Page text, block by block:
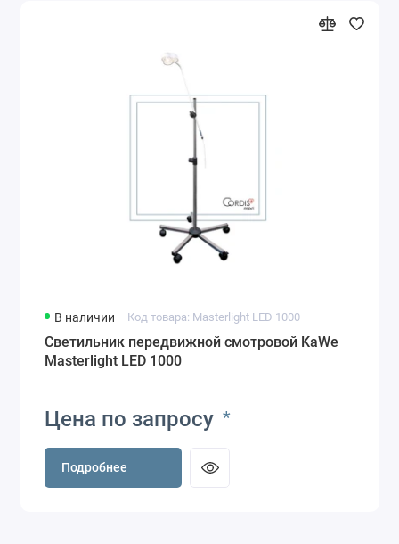
В наличии Код товара: Masterlight LED 1000
Светильник передвижной смотровой KaWe
Masterlight LED 1000
Цена по запросу *
Подробнее